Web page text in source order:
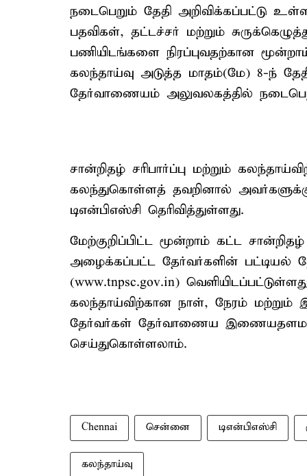
நடைபெறும் தேதி அறிவிக்கப்பட்டு
பதவிகள், தட்டச்சர் மற்றும்
பணியிடங்களை நிரப்புவதற்கான
கலந்தாய்வு அடுத்த மாதம்(மே) 8-ந்
தேர்வாணையம் அலுவலகத்தில்
சான்றிதழ் சரிபார்ப்பு மற்றும்
கலந்துகொள்ளத் தவறினால் அவர்களுக்கு
டிஎன்பிஎஸ்சி தெரிவித்துள்ளது.
மேற்குறிப்பிட்ட மூன்றாம் கட்ட சான்றிதழ்
அழைக்கப்பட்ட தேர்வர்களின்
(www.tnpsc.gov.in)
கலந்தாய்விற்கான நாள், நேரம்
தேர்வர்கள் தேர்வாணைய இணையதளமான
செய்துகொள்ளலாம்.
Chennai சென்னை டிஎன்பிஎஸ்சி
கலந்தாய்வு